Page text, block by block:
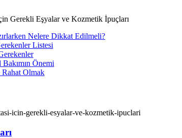
Gerekli Eşyalar ve Kozmetik İpuçları
Nelere Dikkat Edilmeli?
Listesi
Önemi
Rahat Olmak
icin-gerekli-esyalar-ve-kozmetik-ipuclari